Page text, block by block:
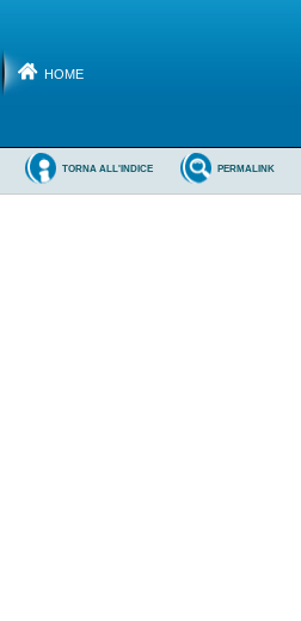
HOME
PERMALINK
TORNA ALL'INDICE